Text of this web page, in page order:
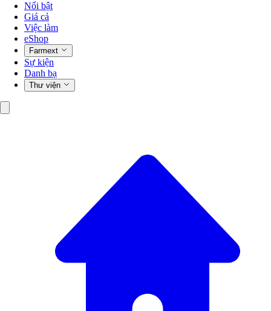
Nổi bật
Giá cả
Việc làm
eShop
Farmext
Sự kiện
Danh bạ
Thư viện